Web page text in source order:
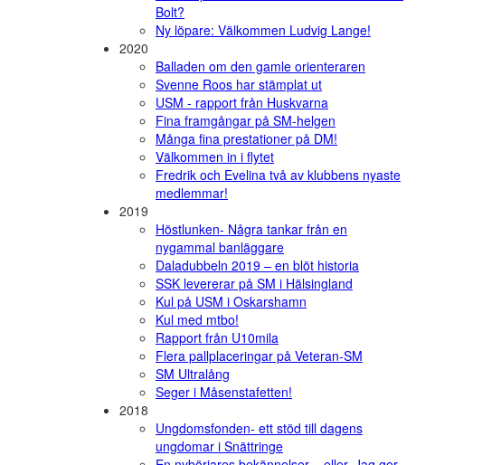
Bolt?
Ny löpare: Välkommen Ludvig Lange!
2020
Balladen om den gamle orienteraren
Svenne Roos har stämplat ut
USM - rapport från Huskvarna
Fina framgångar på SM-helgen
Många fina prestationer på DM!
Välkommen in i flytet
Fredrik och Evelina två av klubbens nyaste
medlemmar!
2019
Höstlunken- Några tankar från en
nygammal banläggare
Daladubbeln 2019 – en blöt historia
SSK levererar på SM i Hälsingland
Kul på USM i Oskarshamn
Kul med mtbo!
Rapport från U10mila
Flera pallplaceringar på Veteran-SM
SM Ultralång
Seger i Måsenstafetten!
2018
Ungdomsfonden- ett stöd till dagens
ungdomar i Snättringe